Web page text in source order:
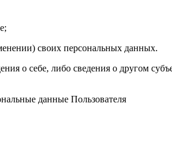
своих персональных данных.
о себе, либо сведения о другом
данные Пользователя